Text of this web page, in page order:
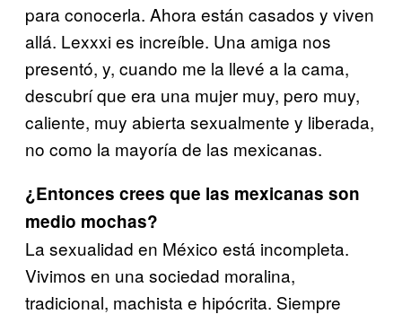
para conocerla. Ahora están casados y viven
allá. Lexxxi es increíble. Una amiga nos
presentó, y, cuando me la llevé a la cama,
descubrí que era una mujer muy, pero muy,
caliente, muy abierta sexualmente y liberada,
no como la mayoría de las mexicanas.
¿Entonces crees que las mexicanas son
medio mochas?
La sexualidad en México está incompleta.
Vivimos en una sociedad moralina,
tradicional, machista e hipócrita. Siempre